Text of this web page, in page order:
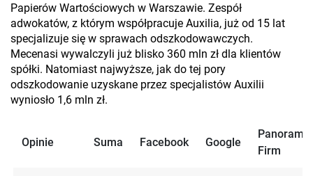
Papierów Wartościowych w Warszawie. Zespół
adwokatów, z którym współpracuje Auxilia, już od 15 lat
specjalizuje się w sprawach odszkodowawczych.
Mecenasi wywalczyli już blisko 360 mln zł dla klientów
spółki. Natomiast najwyższe, jak do tej pory
odszkodowanie uzyskane przez specjalistów Auxilii
wyniosło 1,6 mln zł.
Opinie Suma Facebook Google
Panorama
Firm